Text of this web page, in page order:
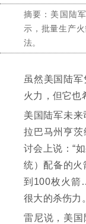
摘要：美国陆
示，批量生产
法。
虽然美国陆
火力，但它也
美国陆军未来
拉巴马州亨
讨会上说：“
统）配备的火
到100枚火
很大的杀伤力
雷尼说，美国